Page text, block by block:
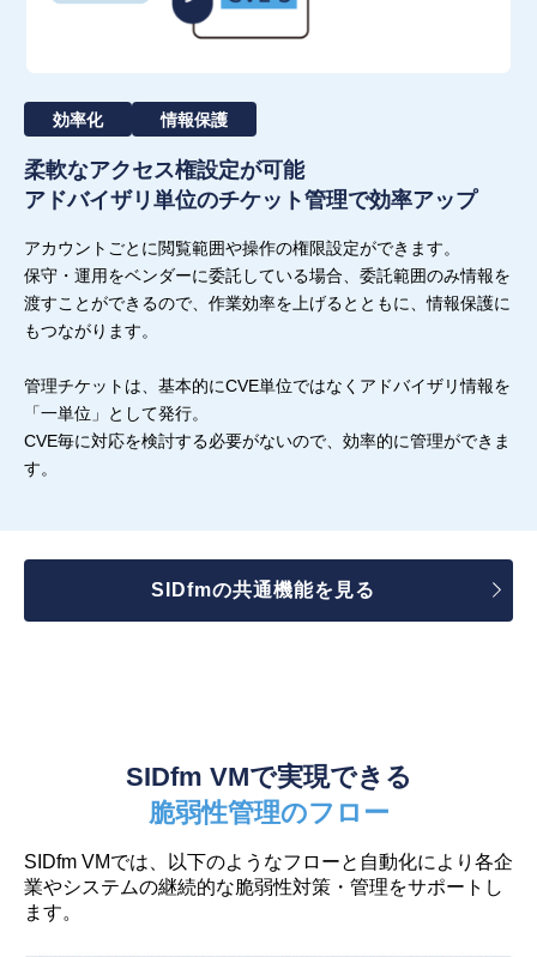
効率化 情報保護
柔軟なアクセス権設定が可能
アドバイザリ単位のチケット管理で効率アップ
アカウントごとに閲覧範囲や操作の権限設定ができます。
保守・運用をベンダーに委託している場合、委託範囲のみ情報を
渡すことができるので、作業効率を上げるとともに、情報保護に
もつながります。
管理チケットは、基本的にCVE単位ではなくアドバイザリ情報を
「一単位」として発行。
CVE毎に対応を検討する必要がないので、効率的に管理ができま
す。
SIDfmの共通機能を見る
SIDfm VMで実現できる
脆弱性管理のフロー
SIDfm VMでは、以下のようなフローと自動化により 各企
業やシステムの継続的な脆弱性対策・管理をサポートし
ます。